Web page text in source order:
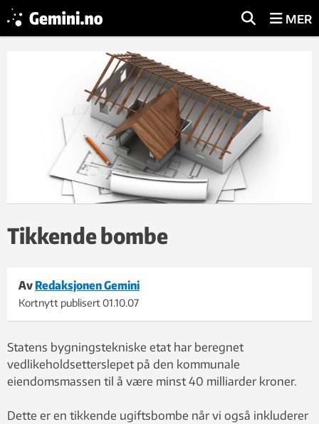
MER
Tikkende bombe
Av Redaksjonen Gemini
Kortnytt publisert01.10.07
Statens bygningstekniske etat har beregnet
vedlikeholdsetterslepet på den kommunale
eiendomsmassen til å være minst 40 milliarder kroner.
Dette er en tikkende ugiftsbombe når vi også inkluderer